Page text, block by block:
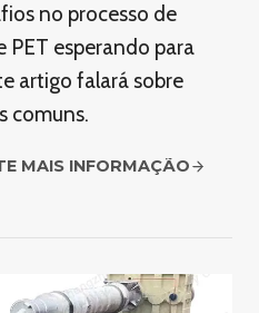
no processo de
PET esperando para
artigo falará sobre
comuns.
MAIS INFORMAÇÃO